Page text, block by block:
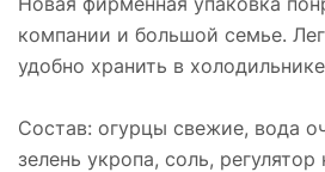
компании и большой семье.
удобно хранить в
Состав: огурцы свежие, вода
зелень укропа, соль, регулятор